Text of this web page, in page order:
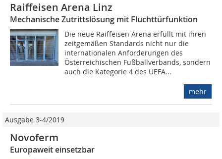
Raiffeisen Arena Linz
Mechanische Zutrittslösung mit Fluchttürfunktion
Die neue Raiffeisen Arena erfüllt mit ihren
zeitgemäßen Standards nicht nur die
internationalen Anforderungen des
Österreichischen Fußballverbands, sondern
auch die Kategorie 4 des UEFA...
mehr
Ausgabe 3-4/2019
Novoferm
Europaweit einsetzbar